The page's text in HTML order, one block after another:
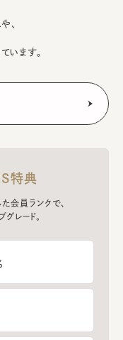
、
います。
特典
会員ランクで、
レード。